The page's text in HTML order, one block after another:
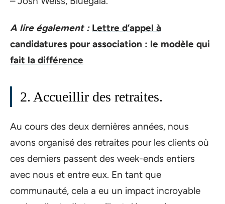
A lire également : Lettre d’appel à
candidatures pour association : le modèle qui
fait la différence
2. Accueillir des retraites.
Au cours des deux dernières années, nous
avons organisé des retraites pour les clients où
ces derniers passent des week-ends entiers
avec nous et entre eux. En tant que
communauté, cela a eu un impact incroyable